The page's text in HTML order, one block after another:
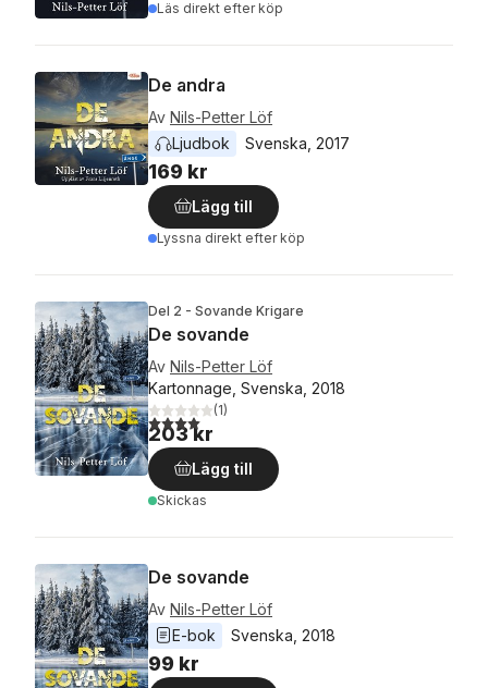
Läs direkt efter köp
De andra
Av Nils-Petter Löf
Ljudbok
Svenska 2017
169 kr
Lägg till
Lyssna direkt efter köp
Del 2 - Sovande Krigare
De sovande
Av Nils-Petter Löf
Kartonnage, Svenska, 2018
4,0utav 5 stjärnor. Totalt antal röster:
(1)
203 kr
Lägg till
Skickas
De sovande
Av Nils-Petter Löf
E-bok
Svenska 2018
99 kr